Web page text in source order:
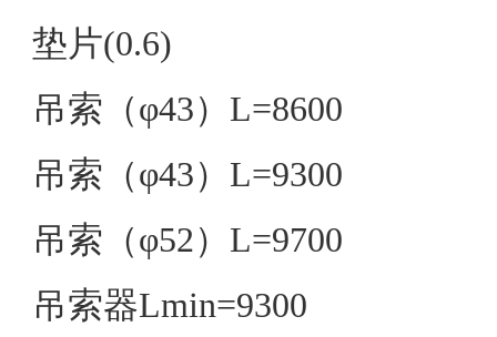
垫片(0.6)
吊索（φ43）L=8600
吊索（φ43）L=9300
吊索（φ52）L=9700
吊索器Lmin=9300